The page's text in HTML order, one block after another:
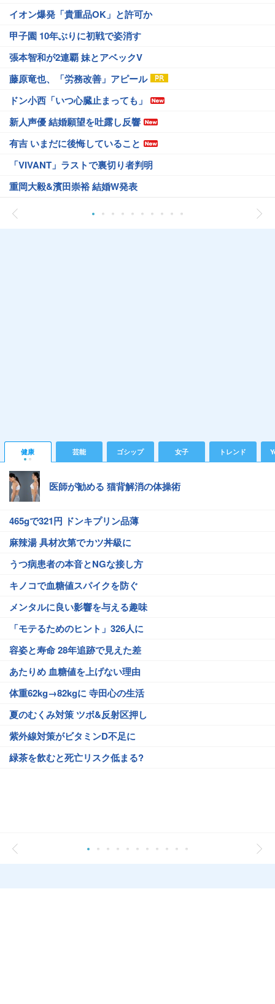
イオン爆発「貴重品OK」と許可か
甲子園 10年ぶりに初戦で姿消す
張本智和が2連覇 妹とアベックV
藤原竜也、「労務改善」アピール
ドン小西「いつ心臓止まっても」
新人声優 結婚願望を吐露し反響
有吉 いまだに後悔していること
「VIVANT」ラストで裏切り者判明
重岡大毅&濱田崇裕 結婚W発表
健康 芸能 ゴシップ 女子 トレンド
医師が勧める 猫背解消の体操術
465gで321円 ドンキプリン品薄
麻辣湯 具材次第でカツ丼級に
うつ病患者の本音とNGな接し方
キノコで血糖値スパイクを防ぐ
メンタルに良い影響を与える趣味
「モテるためのヒント」326人に
容姿と寿命 28年追跡で見えた差
あたりめ 血糖値を上げない理由
体重62kg→82kgに 寺田心の生活
夏のむくみ対策 ツボ&反射区押し
紫外線対策がビタミンD不足に
緑茶を飲むと死亡リスク低まる?